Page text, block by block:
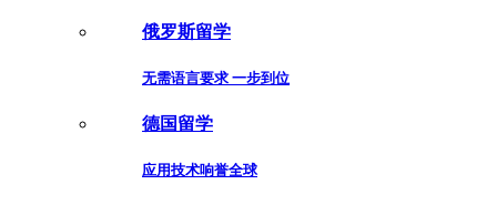
俄罗斯留学
无需语言要求 一步到位
德国留学
应用技术响誉全球